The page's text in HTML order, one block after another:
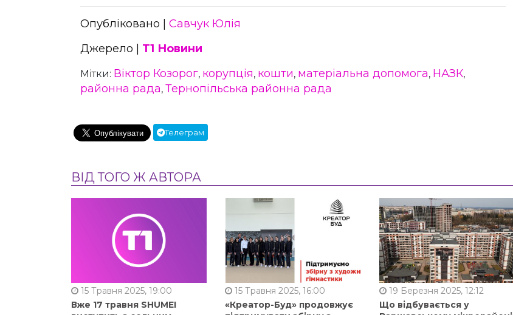
Опубліковано | Савчук Юлія
Джерело | Т1 Новини
Мітки: Віктор Козорог, корупція, кошти, матеріальна допомога, НАЗК,
районна рада, Тернопільська районна рада
Телеграм
ВІД ТОГО Ж АВТОРА
15 Травня 2025, 19:00
Вже 17 травня SHUMEI
15 Травня 2025, 16:00
«Креатор-Буд» продовжує
19 Березня 2025, 12:12
Що відбувається у